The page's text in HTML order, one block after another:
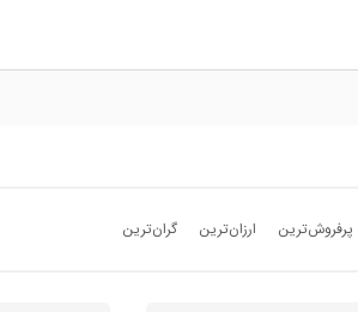
پرفروش‌ترین ارزان‌ترین گران‌ترین